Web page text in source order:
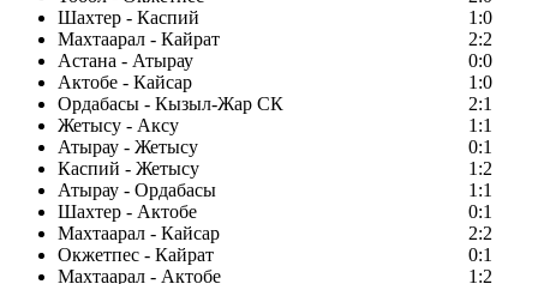
Шахтер - Каспий
1:0
Махтаарал - Кайрат
2:2
Астана - Атырау
0:0
Актобе - Кайсар
1:0
Ордабасы - Кызыл-Жар СК
2:1
Жетысу - Аксу
1:1
Атырау - Жетысу
0:1
Каспий - Жетысу
1:2
Атырау - Ордабасы
1:1
Шахтер - Актобе
0:1
Махтаарал - Кайсар
2:2
Окжетпес - Кайрат
0:1
Махтаарал - Актобе
1:2